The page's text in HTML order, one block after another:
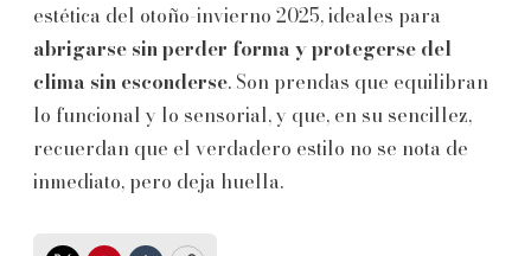
estética del otoño-invierno 2025, ideales para
abrigarse sin perder forma y protegerse del
clima sin esconderse. Son prendas que equilibran
lo funcional y lo sensorial, y que, en su sencillez,
recuerdan que el verdadero estilo no se nota de
inmediato, pero deja huella.